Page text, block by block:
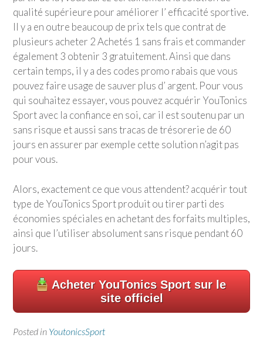
qualité supérieure pour améliorer l’ efficacité sportive.
Il y a en outre beaucoup de prix tels que contrat de
plusieurs acheter 2 Achetés 1 sans frais et commander
également 3 obtenir 3 gratuitement. Ainsi que dans
certain temps, il y a des codes promo rabais que vous
pouvez faire usage de sauver plus d’ argent. Pour vous
qui souhaitez essayer, vous pouvez acquérir YouTonics
Sportavec la confiance en soi, car il est soutenu par un
sans risque et aussi sans tracas de trésorerie de 60
jours en assurer par exemple cette solution n’agit pas
pour vous.
Alors, exactement ce que vous attendent? acquérir tout
type de YouTonics Sportproduit ou tirer parti des
économies spéciales en achetant des forfaits multiples,
ainsi que l’utiliser absolument sans risque pendant 60
jours.
Acheter YouTonics Sportsur le
site officiel
Posted in YoutonicsSport